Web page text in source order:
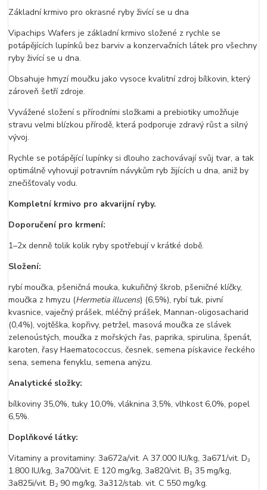
Základní krmivo pro okrasné ryby živící se u dna
Vipachips Wafers je základní krmivo složené z rychle se
potápějících lupínků bez barviv a konzervačních látek pro všechny
ryby živící se u dna.
Obsahuje hmyzí moučku jako vysoce kvalitní zdroj bílkovin, který
zároveň šetří zdroje.
Vyvážené složení s přírodními složkami a prebiotiky umožňuje
stravu velmi blízkou přírodě, která podporuje zdravý růst a silný
vývoj.
Rychle se potápějící lupínky si dlouho zachovávají svůj tvar, a tak
optimálně vyhovují potravním návykům ryb žijících u dna, aniž by
znečišťovaly vodu.
Kompletní krmivo pro akvarijní ryby.
Doporučení pro krmení:
1–2x denně tolik kolik ryby spotřebují v krátké době.
Složení:
rybí moučka, pšeničná mouka, kukuřičný škrob, pšeničné klíčky,
moučka z hmyzu (Hermetia illucens) (6,5%), rybí tuk, pivní
kvasnice, vaječný prášek, mléčný prášek, Mannan-oligosacharid
(0,4%), vojtěška, kopřivy, petržel, masová moučka ze slávek
zelenoústých, moučka z mořských řas, paprika, spirulina, špenát,
karoten, řasy Haematococcus, česnek, semena pískavice řeckého
sena, semena fenyklu, semena anýzu.
Analytické složky:
bílkoviny 35,0%, tuky 10,0%, vláknina 3,5%, vlhkost 6,0%, popel
6,5%.
Doplňkové látky:
Vitaminy a provitaminy:3a672a/vit. A 37.000 IU/kg, 3a671/vit. D3
1.800 IU/kg, 3a700/vit. E 120 mg/kg, 3a820/vit. B1 35 mg/kg,
3a825i/vit. B2 90 mg/kg, 3a312/stab. vit. C 550 mg/kg.